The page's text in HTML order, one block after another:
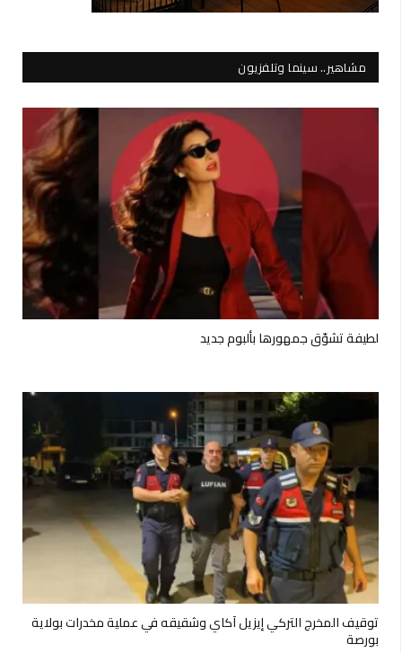
مشاهير.. سينما وتلفزيون
لطيفة تشوّق جمهورها بألبوم جديد
توقيف المخرج التركي إيزيل آكاي وشقيقه في عملية مخدرات بولاية
بورصة